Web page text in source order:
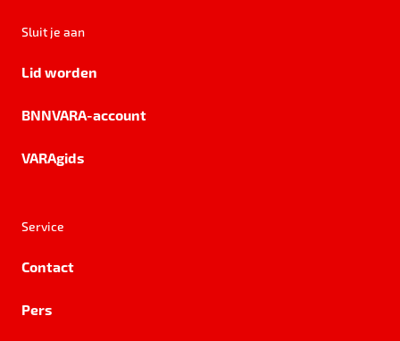
Sluit je aan
Lid worden
BNNVARA-account
VARAgids
Service
Contact
Pers